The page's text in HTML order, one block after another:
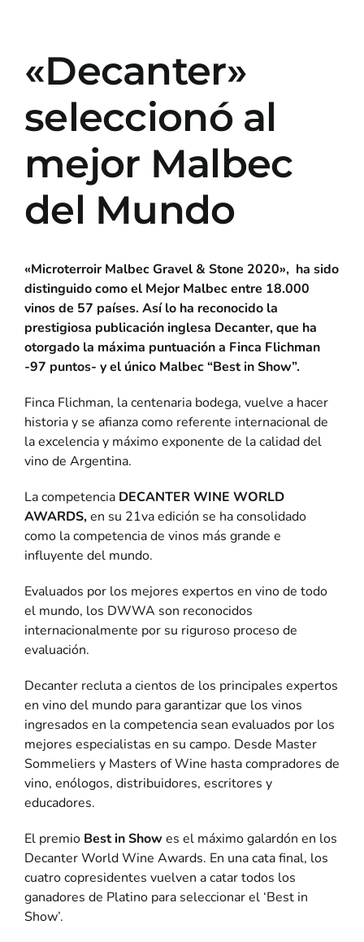
«Decanter»
seleccionó al
mejor Malbec
del Mundo
«Microterroir Malbec Gravel & Stone 2020», ha sido
distinguido como el Mejor Malbec entre 18.000
vinos de 57 países. Así lo ha reconocido la
prestigiosa publicación inglesa Decanter, que ha
otorgado la máxima puntuación a Finca Flichman
-97 puntos- y el único Malbec “Best in Show”.
Finca Flichman, la centenaria bodega, vuelve a hacer
historia y se afianza como referente internacional de
la excelencia y máximo exponente de la calidad del
vino de Argentina.
La competencia DECANTER WINE WORLD
AWARDS,en su 21va edición se ha consolidado
como la competencia de vinos más grande e
influyente del mundo.
Evaluados por los mejores expertos en vino de todo
el mundo, los DWWA son reconocidos
internacionalmente por su riguroso proceso de
evaluación.
Decanter recluta a cientos de los principales expertos
en vino del mundo para garantizar que los vinos
ingresados en la competencia sean evaluados por los
mejores especialistas en su campo. Desde Master
Sommeliers y Masters of Wine hasta compradores de
vino, enólogos, distribuidores, escritores y
educadores.
El premio Best in Show es el máximo galardón en los
Decanter World Wine Awards. En una cata final, los
cuatro copresidentes vuelven a catar todos los
ganadores de Platino para seleccionar el ‘Best in
Show’.